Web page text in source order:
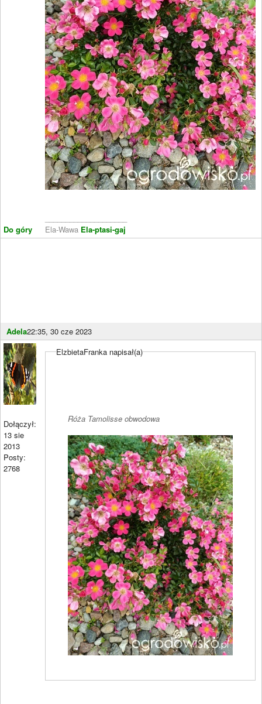
Do góry
Ela-Wawa Ela-ptasi-gaj
Adela22:35, 30 cze 2023
Dołączył:
13 sie
2013
Posty:
2768
ElzbietaFranka napisał(a)
Róża Tamolisse obwodowa